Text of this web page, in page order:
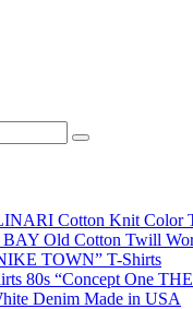
Cotton Knit Color
BAY Old Cotton Twill
TOWN” T-Shirts
80s “Concept One
Denim Made in USA